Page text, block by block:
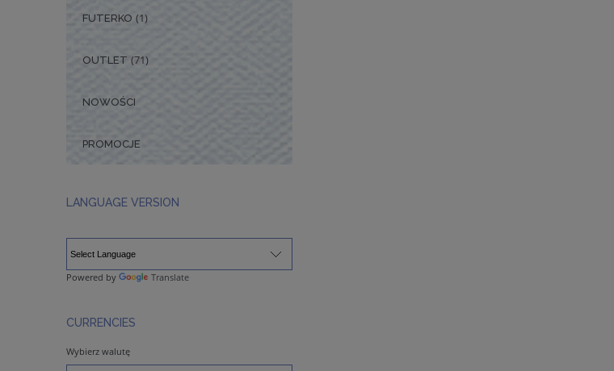
FUTERKO (1)
OUTLET (71)
NOWOŚCI
PROMOCJE
LANGUAGE VERSION
Powered by Translate
CURRENCIES
Wybierz walutę